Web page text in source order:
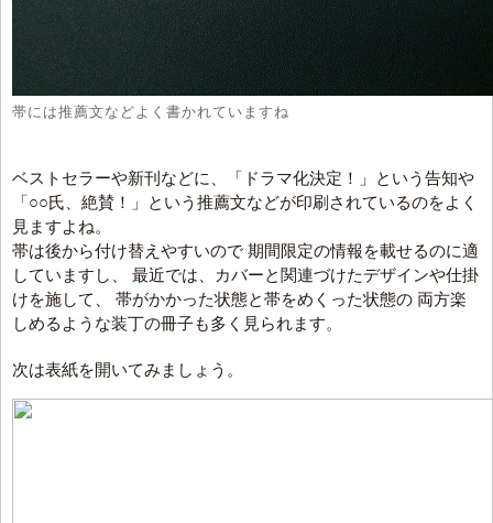
帯には推薦文などよく書かれていますね
ベストセラーや新刊などに、「ドラマ化決定！」という告知や
「○○氏、絶賛！」という推薦文などが印刷されているのをよく
見ますよね。
帯は後から付け替えやすいので 期間限定の情報を載せるのに適
していますし、 最近では、カバーと関連づけたデザインや仕掛
けを施して、 帯がかかった状態と帯をめくった状態の 両方楽
しめるような装丁の冊子も多く見られます。
次は表紙を開いてみましょう。